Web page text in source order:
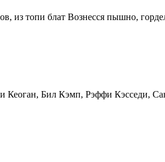
из топи блат Вознесся пышно,
Бил Кэмп, Рэффи Кэсседи,